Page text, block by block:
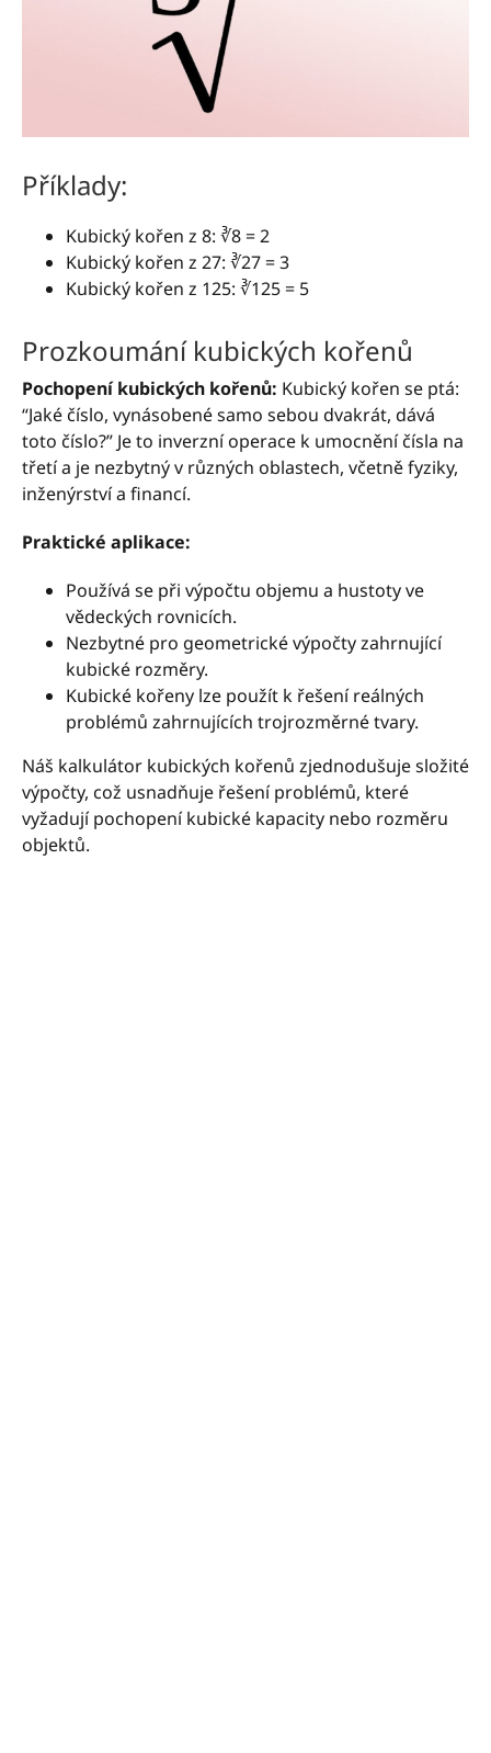
Příklady:
Kubický kořen z 8: ∛8 = 2
Kubický kořen z 27: ∛27 = 3
Kubický kořen z 125: ∛125 = 5
Prozkoumání kubických kořenů
Pochopení kubických kořenů: Kubický kořen se ptá:
“Jaké číslo, vynásobené samo sebou dvakrát, dává
toto číslo?” Je to inverzní operace k umocnění čísla na
třetí a je nezbytný v různých oblastech, včetně fyziky,
inženýrství a financí.
Praktické aplikace:
Používá se při výpočtu objemu a hustoty ve
vědeckých rovnicích.
Nezbytné pro geometrické výpočty zahrnující
kubické rozměry.
Kubické kořeny lze použít k řešení reálných
problémů zahrnujících trojrozměrné tvary.
Náš kalkulátor kubických kořenů zjednodušuje složité
výpočty, což usnadňuje řešení problémů, které
vyžadují pochopení kubické kapacity nebo rozměru
objektů.